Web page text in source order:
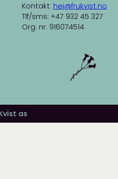
Kontakt: hei@frukvist.no
Tlf/sms: +47 932 45 327
Org. nr. 916074514
as